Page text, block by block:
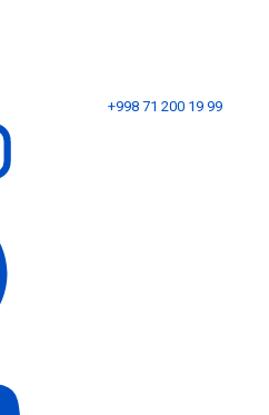
+998 71 200 19 99